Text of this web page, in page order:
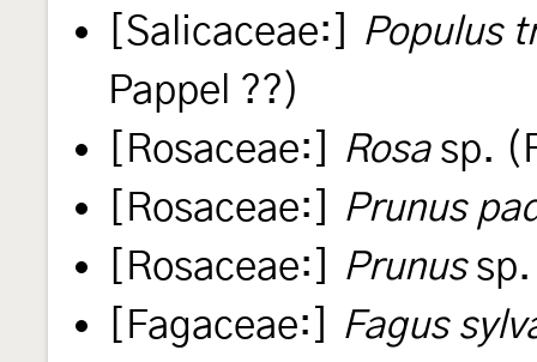
[Salicaceae:]
Populus
Pappel ??)
[Rosaceae:]
Rosasp.
[Rosaceae:]
Prunus
[Rosaceae:]
Prunussp.
[Fagaceae:]
Fagus